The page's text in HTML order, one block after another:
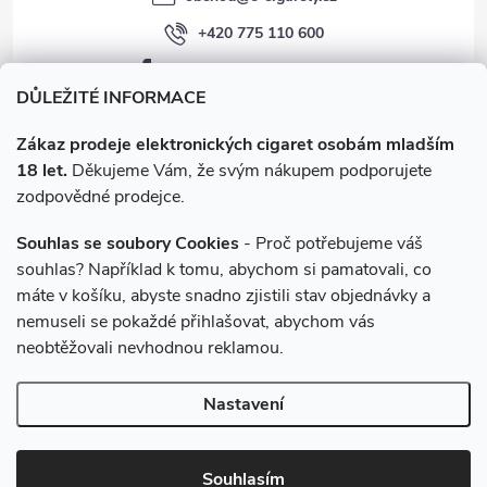
DŮLEŽITÉ INFORMACE
Zákaz prodeje elektronických cigaret osobám mladším
18 let. Děkujeme Vám, že svým nákupem podporujete
zodpovědné prodejce.
Souhlas se soubory Cookies - Proč potřebujeme váš
souhlas? Například k tomu, abychom si pamatovali, co
máte v košíku, abyste snadno zjistili stav objednávky a
nemuseli se pokaždé přihlašovat, abychom vás
neobtěžovali nevhodnou reklamou.
Nastavení
Souhlasím
+420 775 110 600
facebook.com/e-cigarety.cz
Instagram
Vytvořil Shoptet
e-cigarety.cz. Všechna práva vyhrazena.
nastavení cookies